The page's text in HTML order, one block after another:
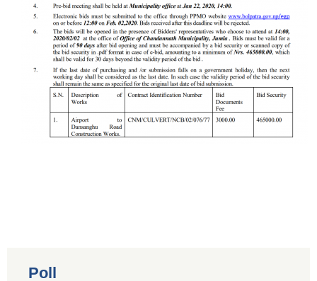
Poll